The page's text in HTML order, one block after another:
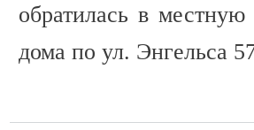
обратилась в
дома по ул. Энгельса